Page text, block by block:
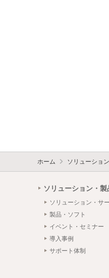
ホーム ソリューショ
ソリューション・製
ソリューション・サ
製品・ソフト
イベント・セミナー
導入事例
サポート体制